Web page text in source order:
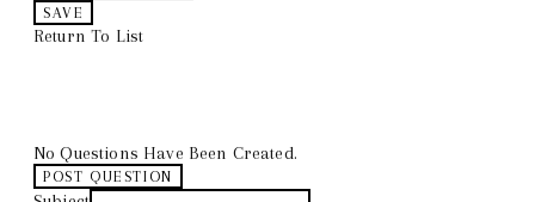
SAVE
Return To List
No Questions Have Been Created.
POST QUESTION